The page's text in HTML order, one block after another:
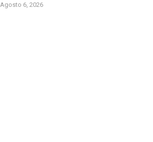
Agosto 6, 2026